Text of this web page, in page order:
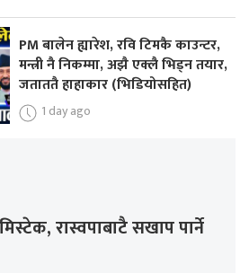
PM बालेन ह्यारेश, रवि टिमकै काउन्टर,
मन्त्री नै निकम्मा, अझै एक्लै भिड्न तयार,
जताततै हाहाकार (भिडियोसहित)
1 day ago
रास्वपाबाटै सखाप पार्ने